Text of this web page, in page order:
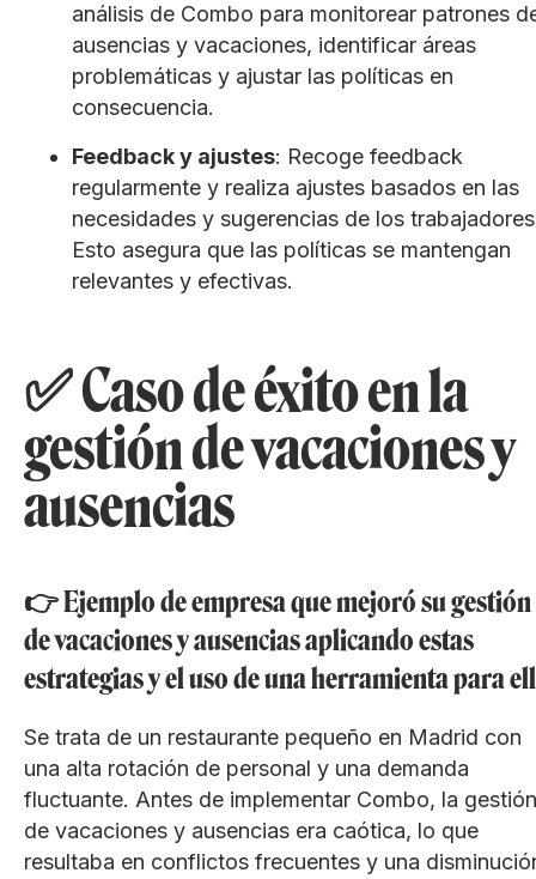
análisis de Combo para monitorear patrones
ausencias y vacaciones, identificar áreas
problemáticas y ajustar las políticas en
consecuencia.
Feedback y ajustes: Recoge feedback
regularmente y realiza ajustes basados en las
necesidades y sugerencias de los
Esto asegura que las políticas se mantengan
relevantes y efectivas.
✅ Caso de éxito en la
gestión de vacaciones y
ausencias
👉 Ejemplo de empresa que mejoró su gestión
de vacaciones y ausencias aplicando estas
estrategias y el uso de una herramienta para
Se trata de un restaurante pequeño en Madrid con
una alta rotación de personal y una demanda
fluctuante. Antes de implementar Combo, la gestión
de vacaciones y ausencias era caótica, lo que
resultaba en conflictos frecuentes y una